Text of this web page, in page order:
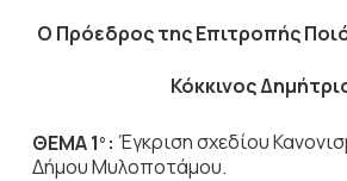
Ο Πρόεδροςτης Επιτροπής
Κόκκινος
ΘΕΜΑ 1 ο : Έγκριση σχεδίου
Δήμου Μυλοποτάμου.